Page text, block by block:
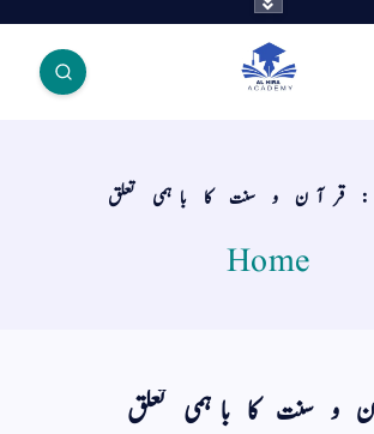
اک نسخہ کیمیا ساتھ لایا
قرآن و سنت کا باہمی تعلق
Home
سنت کا باہمی تعلق